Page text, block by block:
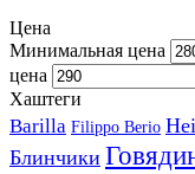
Цена
Минимальная цена
цена
Хаштеги
Barilla Filippo Berio
Блинчики